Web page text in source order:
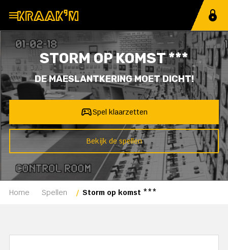
STORM OP KOMST ***
DE MAESLANTKERING MOET DICHT!
Spel klaarzetten
Bekijk de spellen
Home Spellen Storm op komst ***
MENU
Home
Spellen
Methoden
Prijzen
Support